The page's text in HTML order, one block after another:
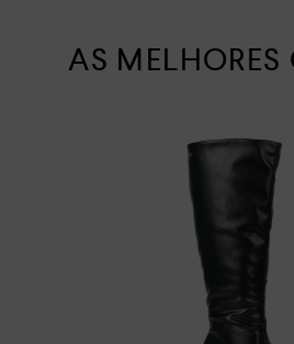
AS MELHORES